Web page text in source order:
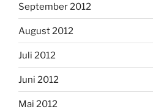
September 2012
August 2012
Juli 2012
Juni 2012
Mai 2012